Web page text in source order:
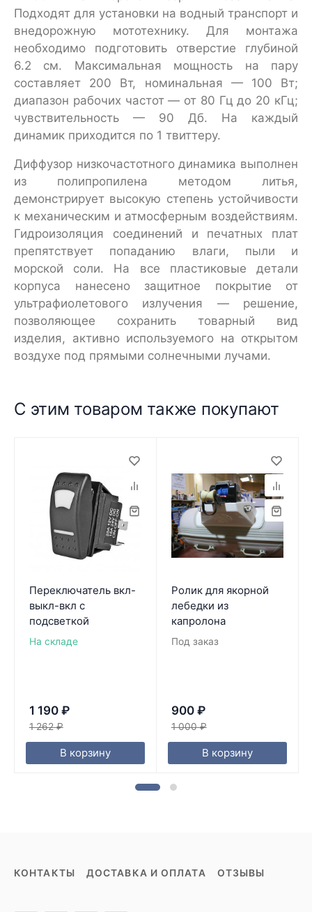
Подходят для установки на водный транспорт и
внедорожную мототехнику. Для монтажа
необходимо подготовить отверстие глубиной
6.2 см. Максимальная мощность на пару
составляет 200 Вт, номинальная — 100 Вт;
диапазон рабочих частот — от 80 Гц до 20 кГц;
чувствительность — 90 Дб. На каждый
динамик приходится по 1 твиттеру.
Диффузор низкочастотного динамика выполнен
из полипропилена методом литья,
демонстрирует высокую степень устойчивости
к механическим и атмосферным воздействиям.
Гидроизоляция соединений и печатных плат
препятствует попаданию влаги, пыли и
морской соли. На все пластиковые детали
корпуса нанесено защитное покрытие от
ультрафиолетового излучения — решение,
позволяющее сохранить товарный вид
изделия, активно используемого на открытом
воздухе под прямыми солнечными лучами.
С этим товаром также покупают
Переключатель вкл-
выкл-вкл с
подсветкой
На складе
1 190 ₽
1 262 ₽
В корзину
Ролик для якорной
лебедки из
капролона
Под заказ
900 ₽
1 000 ₽
В корзину
КОНТАКТЫ ДОСТАВКА И ОПЛАТА ОТЗЫВЫ